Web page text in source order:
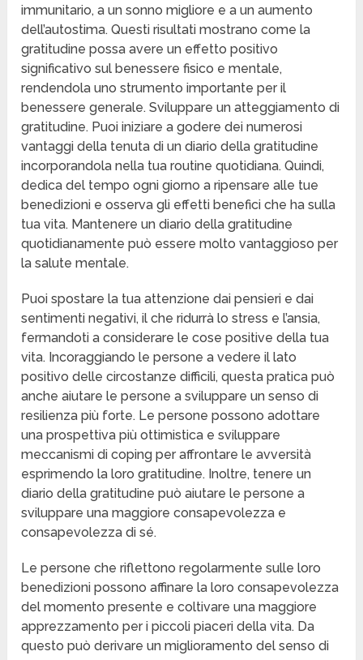
immunitario, a un sonno migliore e a un aumento
dell’autostima. Questi risultati mostrano come la
gratitudine possa avere un effetto positivo
significativo sul benessere fisico e mentale,
rendendola uno strumento importante per il
benessere generale. Sviluppare un atteggiamento di
gratitudine. Puoi iniziare a godere dei numerosi
vantaggi della tenuta di un diario della gratitudine
incorporandola nella tua routine quotidiana. Quindi,
dedica del tempo ogni giorno a ripensare alle tue
benedizioni e osserva gli effetti benefici che ha sulla
tua vita. Mantenere un diario della gratitudine
quotidianamente può essere molto vantaggioso per
la salute mentale.
Puoi spostare la tua attenzione dai pensieri e dai
sentimenti negativi, il che ridurrà lo stress e l’ansia,
fermandoti a considerare le cose positive della tua
vita. Incoraggiando le persone a vedere il lato
positivo delle circostanze difficili, questa pratica può
anche aiutare le persone a sviluppare un senso di
resilienza più forte. Le persone possono adottare
una prospettiva più ottimistica e sviluppare
meccanismi di coping per affrontare le avversità
esprimendo la loro gratitudine. Inoltre, tenere un
diario della gratitudine può aiutare le persone a
sviluppare una maggiore consapevolezza e
consapevolezza di sé.
Le persone che riflettono regolarmente sulle loro
benedizioni possono affinare la loro consapevolezza
del momento presente e coltivare una maggiore
apprezzamento per i piccoli piaceri della vita. Da
questo può derivare un miglioramento del senso di